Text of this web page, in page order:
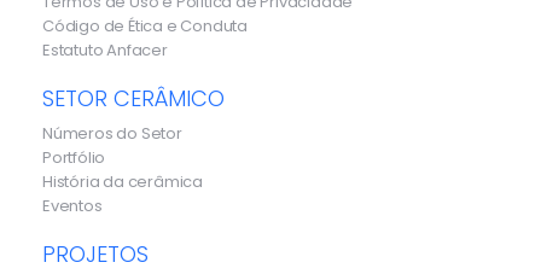
Código de Ética e Conduta
Estatuto Anfacer
SETOR CERÂMICO
Números do Setor
Portfólio
História da cerâmica
Eventos
PROJETOS